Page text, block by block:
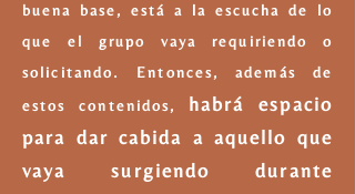
buena base, está a la escucha de lo
que el grupo vaya requiriendo o
solicitando. Entonces, además de
estos contenidos, habrá espacio
para dar cabida a aquello que
vaya surgiendo durante